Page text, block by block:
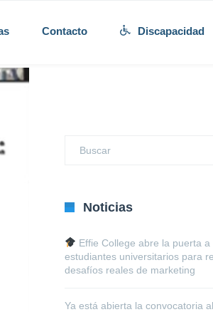
Contacto Discapacidad
Noticias
Effie College abre la puerta a
estudiantes universitarios para
desafíos reales de marketing
Ya está abierta la convocatoria